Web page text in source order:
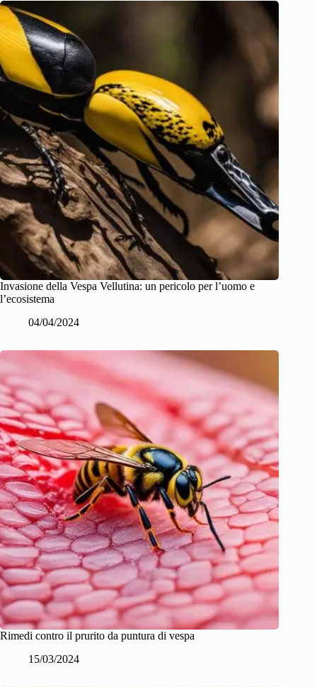
Invasione della Vespa Vellutina: un pericolo per l’uomo e
l’ecosistema
04/04/2024
Rimedi contro il prurito da puntura di vespa
15/03/2024